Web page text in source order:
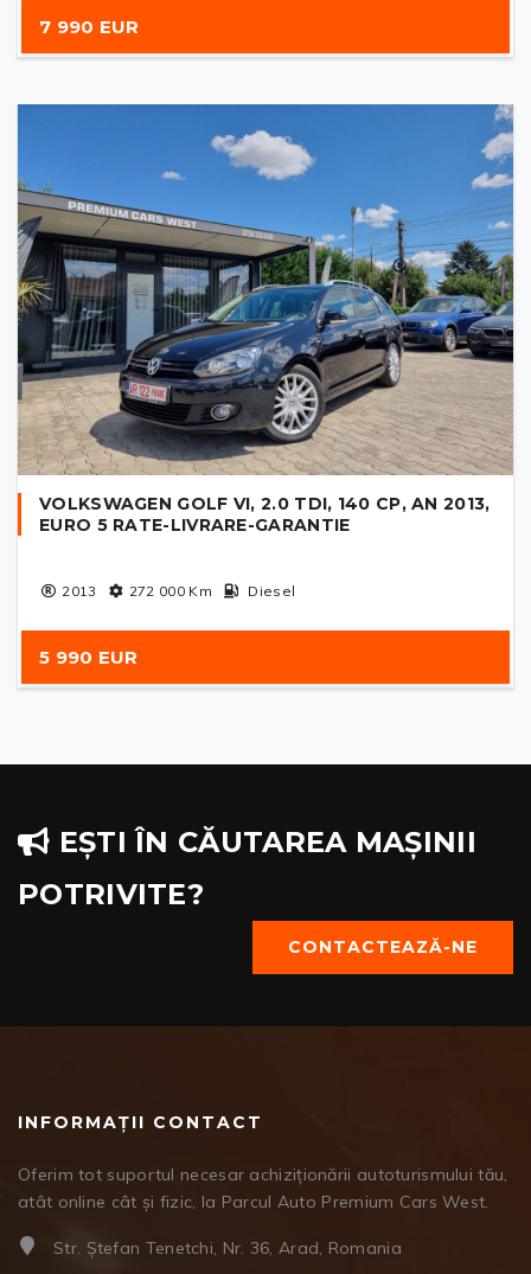
7 990 EUR
VOLKSWAGEN GOLF VI, 2.0 TDI, 140 CP, AN 2013,
EURO 5 RATE-LIVRARE-GARANTIE
2013 272 000Km Diesel
5 990 EUR
EȘTI ÎN CĂUTAREA MAȘINII
POTRIVITE?
CONTACTEAZĂ-NE
INFORMAȚII CONTACT
Oferim tot suportul necesar achiziționării autoturismului tău,
atât online cât și fizic, la Parcul Auto Premium Cars West.
Str. Ștefan Tenetchi, Nr. 36, Arad, Romania